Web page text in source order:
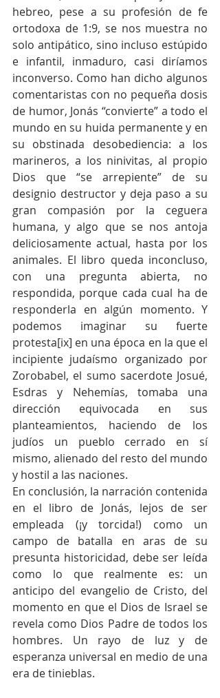
hebreo, pese a su profesión de fe
ortodoxa de 1:9, se nos muestra no
solo antipático, sino incluso estúpido
e infantil, inmaduro, casi diríamos
inconverso. Como han dicho algunos
comentaristas con no pequeña dosis
de humor, Jonás “convierte” a todo el
mundo en su huida permanente y en
su obstinada desobediencia: a los
marineros, a los ninivitas, al propio
Dios que “se arrepiente” de su
designio destructor y deja paso a su
gran compasión por la ceguera
humana, y algo que se nos antoja
deliciosamente actual, hasta por los
animales. El libro queda inconcluso,
con una pregunta abierta, no
respondida, porque cada cual ha de
responderla en algún momento. Y
podemos imaginar su fuerte
protesta[ix] en una época en la que el
incipiente judaísmo organizado por
Zorobabel, el sumo sacerdote Josué,
Esdras y Nehemías, tomaba una
dirección equivocada en sus
planteamientos, haciendo de los
judíos un pueblo cerrado en sí
mismo, alienado del resto del mundo
y hostil a las naciones.
En conclusión, la narración contenida
en el libro de Jonás, lejos de ser
empleada (¡y torcida!) como un
campo de batalla en aras de su
presunta historicidad, debe ser leída
como lo que realmente es: un
anticipo del evangelio de Cristo, del
momento en que el Dios de Israel se
revela como Dios Padre de todos los
hombres. Un rayo de luz y de
esperanza universal en medio de una
era de tinieblas.